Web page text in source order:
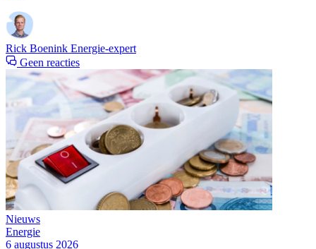
Rick Boenink Energie-expert
Geen reacties
Nieuws
Energie
6 augustus 2026